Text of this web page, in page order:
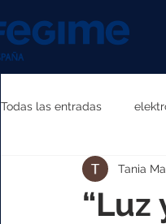
Todas las entradas
elektrotools-P111000
Tania